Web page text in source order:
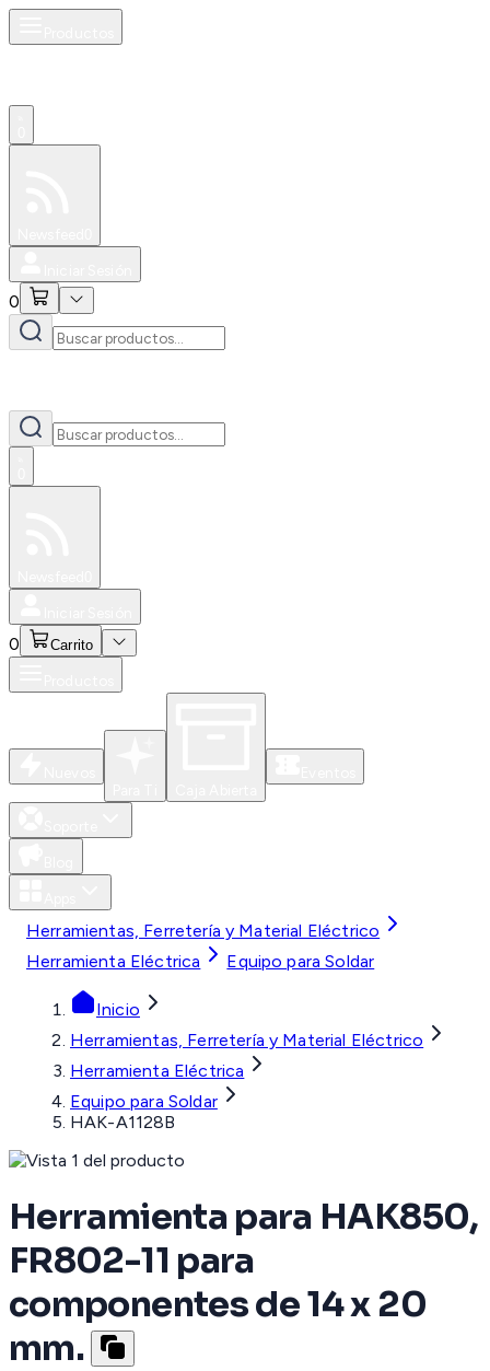
0
0 Carrito
Herramientas, Ferretería y Material Eléctrico
Herramienta Eléctrica
Equipo para Soldar
Inicio
Herramientas, Ferretería y Material Eléctrico
Herramienta Eléctrica
Equipo para Soldar
HAK-A1128B
Herramienta para HAK850,
FR802-11 para
componentes de 14 x 20
mm.